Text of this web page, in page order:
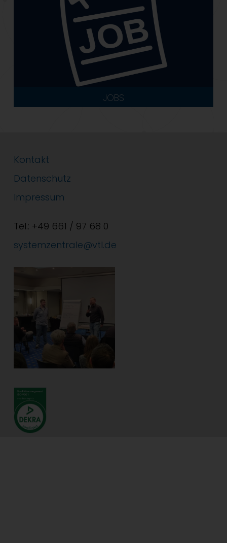
JOBS
Kontakt
Datenschutz
Impressum
Tel.: +49 661 / 97 68 0
systemzentrale@vtl.de